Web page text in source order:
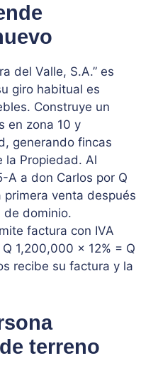
del Valle, S.A.” es
giro habitual es
Construye un
en zona 10 y
generando fincas
la Propiedad. Al
A a don Carlos por Q
venta después
de dominio.
factura con IVA
1,200,000 × 12% = Q
recibe su factura y la
terreno